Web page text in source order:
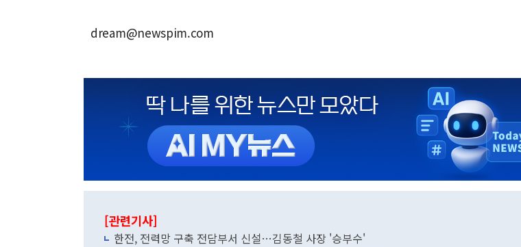
dream@newspim.com
[관련기사]
한전, 전력망 구축 전담부서 신설…김동철 사장 '승부수'